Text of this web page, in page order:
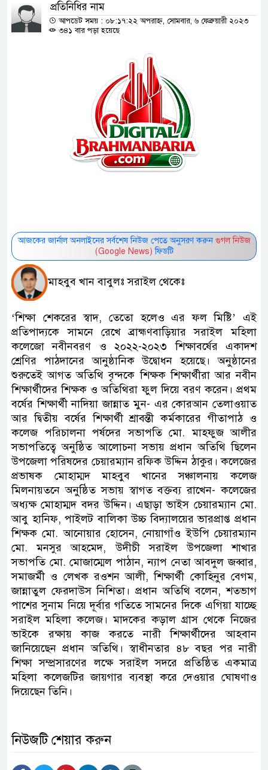
প্রতিনিধির নাম
আপডেট সময় : ০৮:১৭:২২ অপরাহ্ন, সোমবার, ৬ ফেব্রুয়ারী ২০২৩
৩৪১ বার পড়া হয়েছে
আজকের জার্নাল অনলাইনের সর্বশেষ নিউজ পেতে অনুসরণ করুন গুগল নিউজ
(Google News) ফিডটি
মাহবুব খান বাবুলঃ সরাইল থেকেঃ
‘শিক্ষা শেকরের স্বাদ, তেতো হলেও এর ফল মিষ্টি’ এই
প্রতিপাদ্যকে সামনে রেখে ব্রাহ্মণবাড়িয়ার সরাইল মহিলা
কলেজো নবীনবরণ ও ২০২২-২০২৩ শিক্ষাবর্ষের একাদশ
শ্রেণির পাঠদানের আনুষ্ঠানিক উদ্বোধন হয়েছে। অনুষ্ঠানের
শুরুতেই আগত অতিথি বৃন্দকে শিক্ষক শিক্ষার্থীরা আর নবীন
শিক্ষার্থীদের শিক্ষক ও অতিথিরা ফুল দিয়ে বরণ করেন। প্রথম
বর্ষের শিক্ষার্থী নাদিয়া জান্নাত মুন- এর কোরআন তেলাওয়াত
আর দ্বিতীয় বর্ষের শিক্ষার্থী শ্রাবন্তী কর্মকারের গীতাপাঠ ও
কলেজ পরিচালনা পর্ষদের সভাপতি মো. মাহফুজ আলীর
সভাপতিত্বে অনুষ্ঠিত আলোচনা সভায় প্রধান অতিথি ছিলেন
উপজেলা পরিষদের চেয়ারম্যান রফিক উদ্দিন ঠাকুর। কলেজের
প্রভাষক মোহাম্মদ মাহবুব খানের সঞ্চালনায় কলেজ
মিলনায়তনে অনুষ্ঠিত সভায় স্বাগত বক্তব্য রাখেন- কলেজের
অধ্যক্ষ মোহাম্মদ বদর উদ্দিন। এছাড়া ভাইস চেয়ারম্যান মো.
আবু হানিফ, পাইলট বালিকা উচ্চ বিদ্যালয়ের ভারপ্রাপ্ত প্রধান
শিক্ষক মো. আনোয়ার হোসেন, নোয়াগাঁও ইউপি চেয়ারম্যান
মো. মনসুর আহমেদ, উদীচী সরাইল উপজেলা শাখার
সভাপতি মো. মোজাম্মেল পাঠান, ন্যাপ নেতা আবদুল জব্বার,
সমাজর্মী ও লেখক রওশন আলী, শিক্ষার্থী কোহিনুর বেগম,
জান্নাতুল ফেরদাউস নিশিতা। প্রধান অতিথি বলেন, শতভাগ
পাশের সুনাম নিয়ে দূর্বার গতিতে সামনের দিকে এগিয়া যাচ্ছে
সরাইল মহিলা কলেজ। মাদকের কড়াল গ্রাস থেকে নিজের
ভাইকে রক্ষায় কাজ করতে নারী শিক্ষার্থীদের আহবান
জানিয়েছেন প্রধান অতিথি। স্বাধীনতার ৪৮ বছর পর নারী
শিক্ষা সম্প্রসারণের লক্ষে সরাইল সদরে প্রতিষ্ঠিত একমাত্র
মহিলা কলেজটির জায়গার ব্যবস্থা করে দেওয়ার ঘোষণাও
দিয়েছেন তিনি।
নিউজটি শেয়ার করুন